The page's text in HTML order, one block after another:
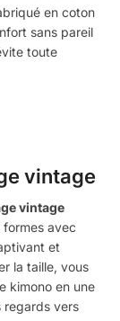
en coton
sans pareil
toute
vintage
vintage
formes avec
et
la taille, vous
kimono en une
regards vers